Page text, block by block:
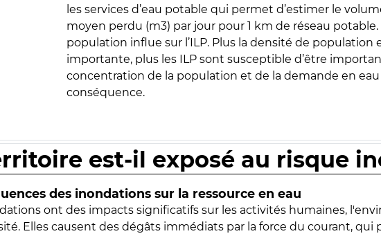
les services d’eau potable qui permet d’estimer le
moyen perdu (m3) par jour pour 1 km de réseau
population influe sur l’ILP. Plus la densité de population
importante, plus les ILP sont susceptible d’être
concentration de la population et de la demande en
conséquence.
est-il exposé au risque
des inondations sur la ressource en eau
ont des impacts significatifs sur les activités humaines,
Elles causent des dégâts immédiats par la force du courant, qui